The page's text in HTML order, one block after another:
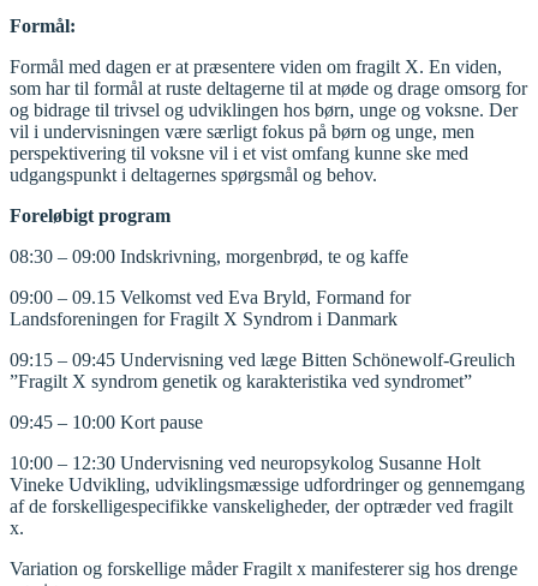
Formål:
Formål med dagen er at præsentere viden om fragilt X. En viden,
som har til formål at ruste deltagerne til at møde og drage omsorg for
og bidrage til trivsel og udviklingen hos børn, unge og voksne. Der
vil i undervisningen være særligt fokus på børn og unge, men
perspektivering til voksne vil i et vist omfang kunne ske med
udgangspunkt i deltagernes spørgsmål og behov.
Foreløbigt program
08:30 – 09:00 Indskrivning, morgenbrød, te og kaffe
09:00 – 09.15 Velkomst ved Eva Bryld, Formand for
Landsforeningen for Fragilt X Syndrom i Danmark
09:15 – 09:45 Undervisning ved læge Bitten Schönewolf-Greulich
”Fragilt X syndrom genetik og karakteristika ved syndromet”
09:45 – 10:00 Kort pause
10:00 – 12:30 Undervisning ved neuropsykolog Susanne Holt
Vineke Udvikling, udviklingsmæssige udfordringer og gennemgang
af de forskelligespecifikke vanskeligheder, der optræder ved fragilt
x.
Variation og forskellige måder Fragilt x manifesterer sig hos drenge